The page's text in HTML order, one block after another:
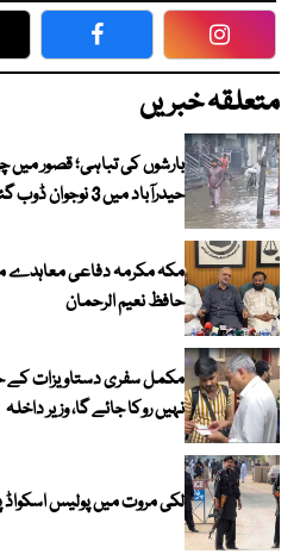
Facebook
متعلقہ خبریں
حیدرآباد میں 3 نوجوان ڈوب گئے
مکہ مکرمہ دفاعی معاہدے
حافظ نعیم الرحمان
مکمل سفری دستاویزات کے
نہیں روکا جائے گا، وزیر داخلہ
لکی مروت میں پولیس اسکواڈ